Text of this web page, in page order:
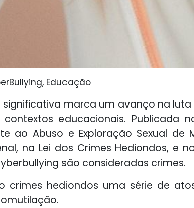
Educação
marca um avanço na
educacionais. Publicada
ao Abuso e Exploração Sexual de
na Lei dos Crimes Hediondos, e
são consideradas crimes.
crimes hediondos uma série de